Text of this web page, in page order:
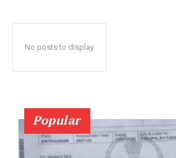
No posts to display
Popular